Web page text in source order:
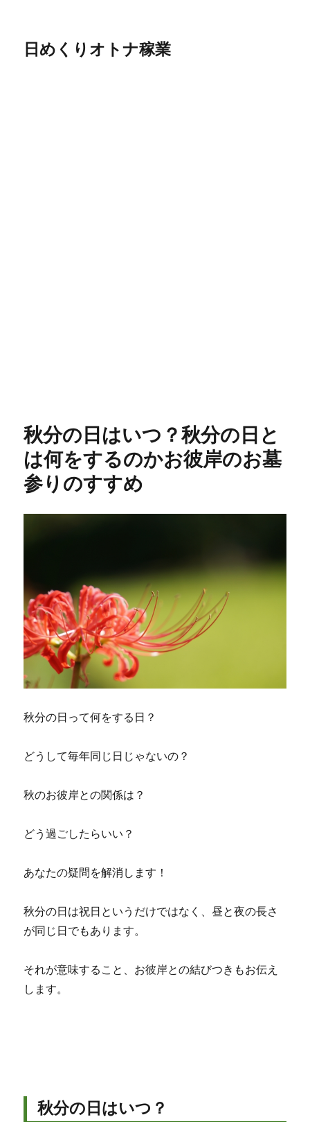
日めくりオトナ稼業
秋分の日はいつ？秋分の日と
は何をするのかお彼岸のお墓
参りのすすめ
秋分の日って何をする日？
どうして毎年同じ日じゃないの？
秋のお彼岸との関係は？
どう過ごしたらいい？
あなたの疑問を解消します！
秋分の日は祝日というだけではなく、昼と夜の長さ
が同じ日でもあります。
それが意味すること、お彼岸との結びつきもお伝え
します。
秋分の日はいつ？